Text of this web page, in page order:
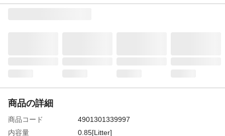
商品の詳細
商品コード
4901301339997
内容量
0.85[Litter]